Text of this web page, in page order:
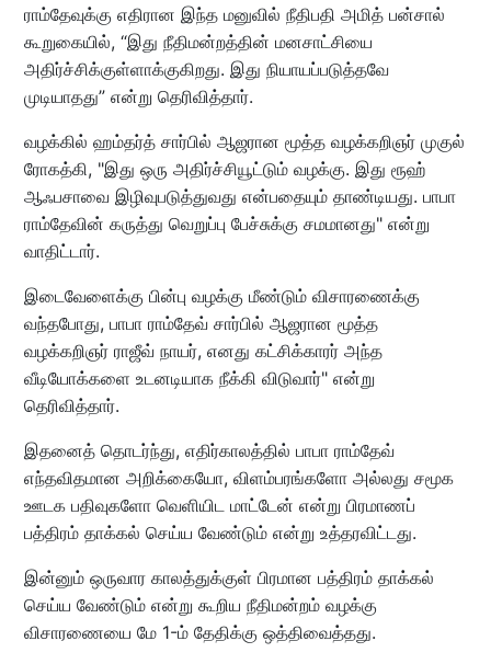
ராம்தேவுக்கு எதிரான இந்த மனுவில் நீதிபதி அமித் பன்சால்
கூறுகையில், “இது நீதிமன்றத்தின் மனசாட்சியை
அதிர்ச்சிக்குள்ளாக்குகிறது. இது நியாயப்படுத்தவே
முடியாதது” என்று தெரிவித்தார்.
வழக்கில் ஹம்தர்த் சார்பில் ஆஜரான மூத்த வழக்கறிஞர் முகுல்
ரோகத்கி, "இது ஒரு அதிர்ச்சியூட்டும் வழக்கு. இது ரூஹ்
ஆஃபசாவை இழிவுபடுத்துவது என்பதையும் தாண்டியது. பாபா
ராம்தேவின் கருத்து வெறுப்பு பேச்சுக்கு சமமானது" என்று
வாதிட்டார்.
இடைவேளைக்கு பின்பு வழக்கு மீண்டும் விசாரணைக்கு
வந்தபோது, பாபா ராம்தேவ் சார்பில் ஆஜரான மூத்த
வழக்கறிஞர் ராஜீவ் நாயர், எனது கட்சிக்காரர் அந்த
வீடியோக்களை உடனடியாக நீக்கி விடுவார்" என்று
தெரிவித்தார்.
இதனைத் தொடர்ந்து, எதிர்காலத்தில் பாபா ராம்தேவ்
எந்தவிதமான அறிக்கையோ, விளம்பரங்களோ அல்லது சமூக
ஊடக பதிவுகளோ வெளியிட மாட்டேன் என்று பிரமாணப்
பத்திரம் தாக்கல் செய்ய வேண்டும் என்று உத்தரவிட்டது.
இன்னும் ஒருவார காலத்துக்குள் பிரமான பத்திரம் தாக்கல்
செய்ய வேண்டும் என்று கூறிய நீதிமன்றம் வழக்கு
விசாரணையை மே 1-ம் தேதிக்கு ஒத்திவைத்தது.